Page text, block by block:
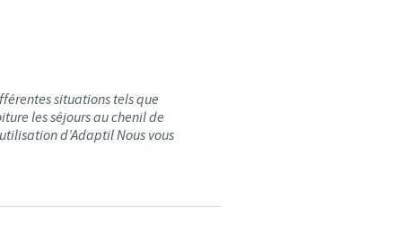
situations tels que
les séjours au chenil de
d’Adaptil Nous vous